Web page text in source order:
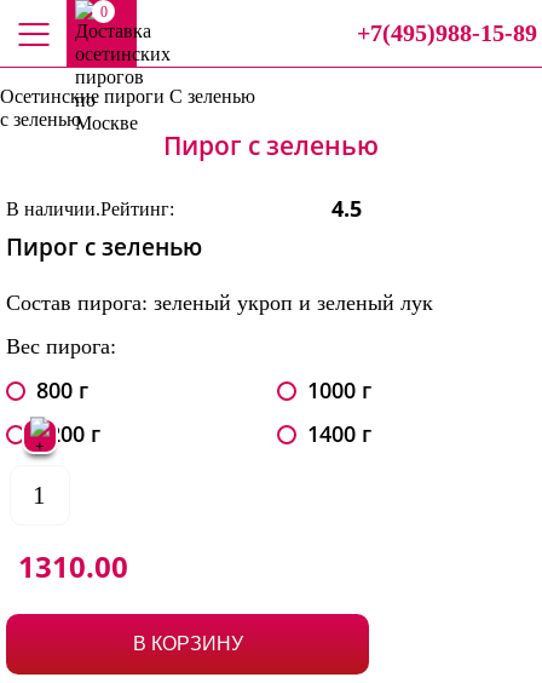
0
+7(495)988-15-89
Осетинские пироги С зеленью
с зеленью
Пирог с зеленью
В наличии.Рейтинг: 4.5
Пирог с зеленью
Состав пирога: зеленый укроп и зеленый лук
Вес пирога:
800 г
1000 г
1200 г
1400 г
1
1310.00
В КОРЗИНУ